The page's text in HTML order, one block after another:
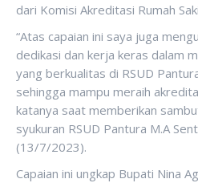
dari Komisi Akreditasi Rumah
“Atas capaian ini saya juga
dedikasi dan kerja keras dalam
yang berkualitas di RSUD
sehingga mampu meraih
katanya saat memberikan
syukuran RSUD Pantura M.A
(13/7/2023).
Capaian ini ungkap Bupati Nina